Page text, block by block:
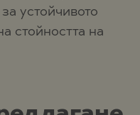
устойчивото
стойността на